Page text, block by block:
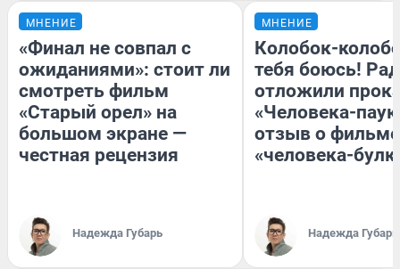
МНЕНИЕ
«Финал не совпал с
ожиданиями»: стоит ли
смотреть фильм
«Старый орел» на
большом экране —
честная рецензия
Надежда Губарь
МНЕНИЕ
Колобок-
тебя боюсь!
отложили
«Человека-
отзыв о
«человека-
Надежда Губарь